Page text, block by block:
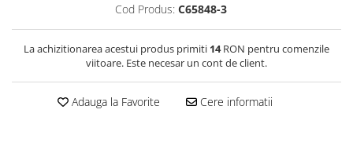
Cod Produs: C65848-3
La achizitionarea acestui produs primiti 14RON pentru comenzile
viitoare. Este necesar un cont de client.
Adauga la Favorite Cere informatii